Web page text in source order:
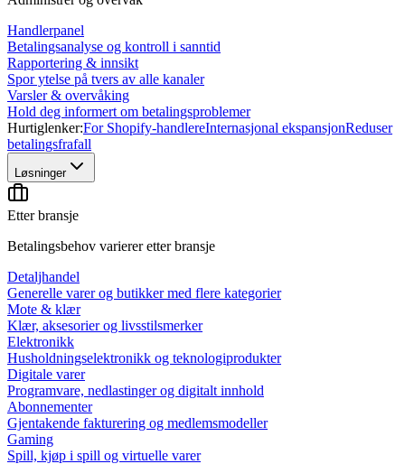
Handlerpanel
Betalingsanalyse og kontroll i sanntid
Rapportering & innsikt
Spor ytelse på tvers av alle kanaler
Varsler & overvåking
Hold deg informert om betalingsproblemer
Hurtiglenker:For Shopify-handlereInternasjonal ekspansjonReduser
betalingsfrafall
Løsninger
Etter bransje
Betalingsbehov varierer etter bransje
Detaljhandel
Generelle varer og butikker med flere kategorier
Mote & klær
Klær, aksesorier og livsstilsmerker
Elektronikk
Husholdningselektronikk og teknologiprodukter
Digitale varer
Programvare, nedlastinger og digitalt innhold
Abonnementer
Gjentakende fakturering og medlemsmodeller
Gaming
Spill, kjøp i spill og virtuelle varer